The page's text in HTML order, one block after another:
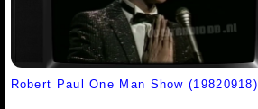
Robert Paul One Man Show (19820918)